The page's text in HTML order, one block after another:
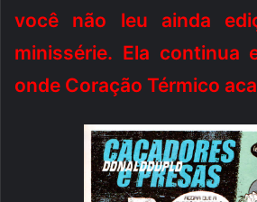
você não leu ainda
minissérie. Ela continua
onde Coração Térmico